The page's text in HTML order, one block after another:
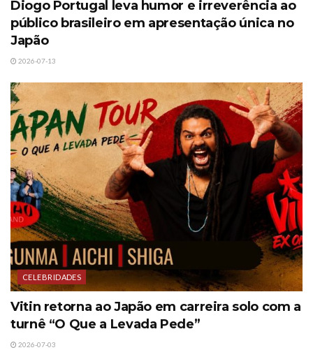
Diogo Portugal leva humor e irreverência ao
público brasileiro em apresentação única no
Japão
2026-07-13
CELEBRIDADES
Vitin retorna ao Japão em carreira solo com a
turnê “O Que a Levada Pede”
2026-07-03